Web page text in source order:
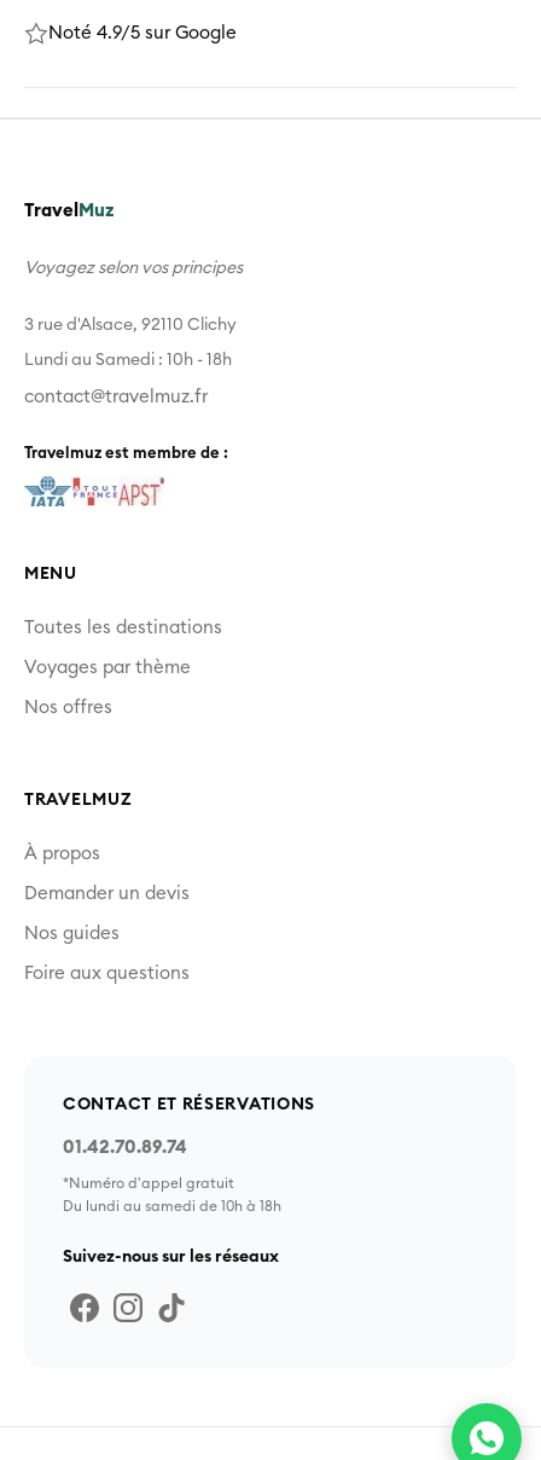
Noté 4.9/5 sur Google
Travel Muz
Voyagez selon vos principes
3 rue d'Alsace, 92110 Clichy
Lundi au Samedi : 10h - 18h
contact@travelmuz.fr
Travelmuz est membre de :
MENU
Toutes les destinations
Voyages par thème
Nos offres
TRAVELMUZ
À propos
Demander un devis
Nos guides
Foire aux questions
CONTACT ET RÉSERVATIONS
01.42.70.89.74
*Numéro d'appel gratuit
Du lundi au samedi de 10h à 18h
Suivez-nous sur les réseaux